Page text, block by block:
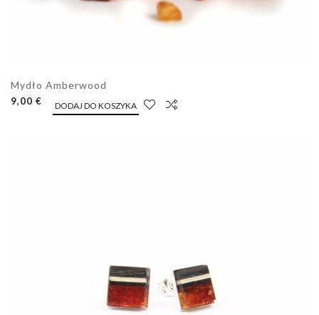
Mydło Amberwood
9,00 € DODAJ DO KOSZYKA